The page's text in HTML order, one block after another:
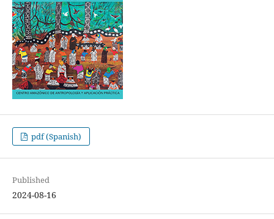
pdf (Spanish)
Published
2024-08-16